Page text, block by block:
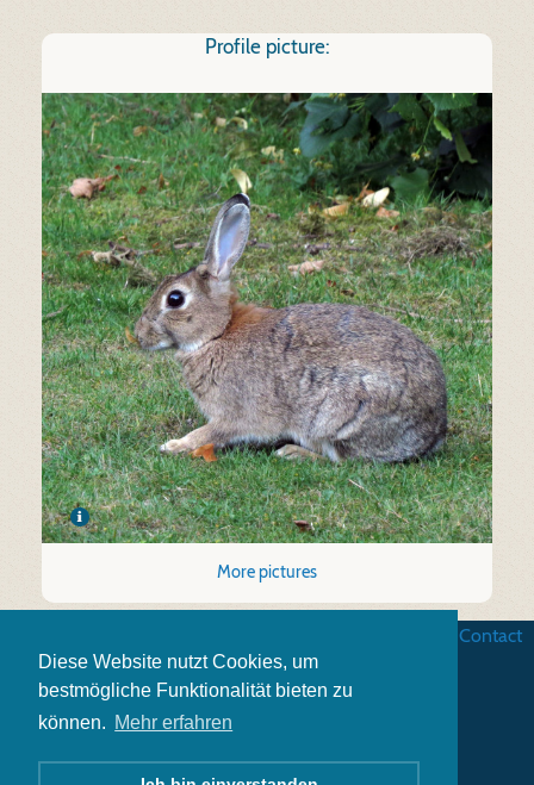
Diese Website nutzt Cookies, um
bestmögliche Funktionalität bieten zu
können. Mehr erfahren
Profile picture:
More pictures
Contact